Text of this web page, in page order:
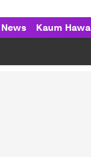
News Kaum Hawa